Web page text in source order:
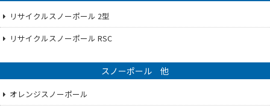
リサイクルスノーポール 2型
リサイクルスノーポール RSC
スノーポール 他
オレンジスノーポール